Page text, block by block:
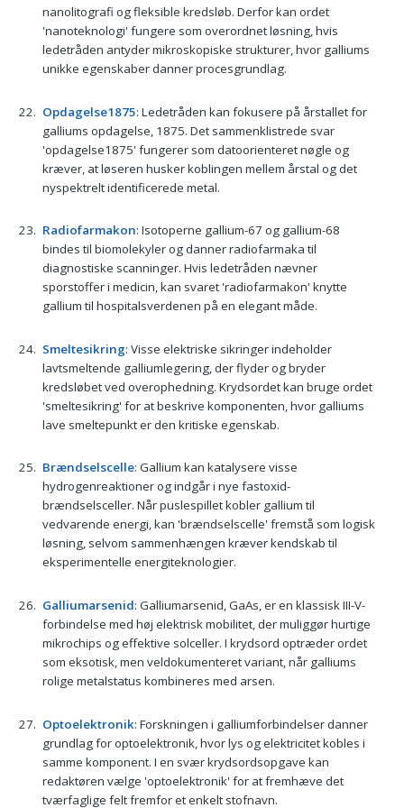
nanolitografi og fleksible kredsløb. Derfor kan ordet
'nanoteknologi' fungere som overordnet løsning, hvis
ledetråden antyder mikroskopiske strukturer, hvor galliums
unikke egenskaber danner procesgrundlag.
Opdagelse1875: Ledetråden kan fokusere på årstallet for
galliums opdagelse, 1875. Det sammenklistrede svar
'opdagelse1875' fungerer som datoorienteret nøgle og
kræver, at løseren husker koblingen mellem årstal og det
nyspektrelt identificerede metal.
Radiofarmakon: Isotoperne gallium-67 og gallium-68
bindes til biomolekyler og danner radiofarmaka til
diagnostiske scanninger. Hvis ledetråden nævner
sporstoffer i medicin, kan svaret 'radiofarmakon' knytte
gallium til hospitalsverdenen på en elegant måde.
Smeltesikring: Visse elektriske sikringer indeholder
lavtsmeltende galliumlegering, der flyder og bryder
kredsløbet ved overophedning. Krydsordet kan bruge ordet
'smeltesikring' for at beskrive komponenten, hvor galliums
lave smeltepunkt er den kritiske egenskab.
Brændselscelle: Gallium kan katalysere visse
hydrogenreaktioner og indgår i nye fastoxid-
brændselsceller. Når puslespillet kobler gallium til
vedvarende energi, kan 'brændselscelle' fremstå som logisk
løsning, selvom sammenhængen kræver kendskab til
eksperimentelle energiteknologier.
Galliumarsenid: Galliumarsenid, GaAs, er en klassisk III-V-
forbindelse med høj elektrisk mobilitet, der muliggør hurtige
mikrochips og effektive solceller. I krydsord optræder ordet
som eksotisk, men veldokumenteret variant, når galliums
rolige metalstatus kombineres med arsen.
Optoelektronik: Forskningen i galliumforbindelser danner
grundlag for optoelektronik, hvor lys og elektricitet kobles i
samme komponent. I en svær krydsordsopgave kan
redaktøren vælge 'optoelektronik' for at fremhæve det
tværfaglige felt fremfor et enkelt stofnavn.